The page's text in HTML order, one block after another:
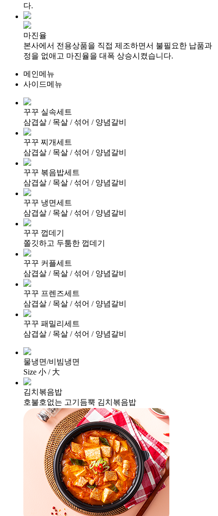
다.
마진율
본사에서 전용상품을 직접 제조하면서 불필요한 납품과
정을 없애고 마진율을 대폭 상승시켰습니다.
메인메뉴
사이드메뉴
꾸꾸 실속세트
삼겹살 / 목살 / 섞어 / 양념갈비
꾸꾸 찌개세트
삼겹살 / 목살 / 섞어 / 양념갈비
꾸꾸 볶음밥세트
삼겹살 / 목살 / 섞어 / 양념갈비
꾸꾸 냉면세트
삼겹살 / 목살 / 섞어 / 양념갈비
꾸꾸 껍데기
쫄깃하고 두툼한 껍데기
꾸꾸 커플세트
삼겹살 / 목살 / 섞어 / 양념갈비
꾸꾸 프렌즈세트
삼겹살 / 목살 / 섞어 / 양념갈비
꾸꾸 패밀리세트
삼겹살 / 목살 / 섞어 / 양념갈비
물냉면/비빔냉면
Size 小 / 大
김치볶음밥
호불호없는 고기듬뿍 김치볶음밥